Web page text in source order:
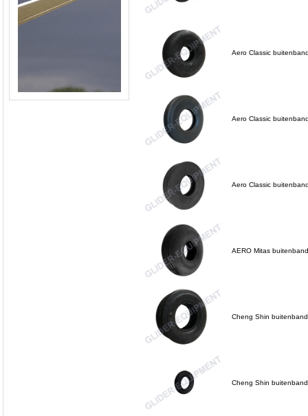
Aero Classic
Aero Classic
Aero Classic
AERO Mitas
Cheng Shin
Cheng Shin